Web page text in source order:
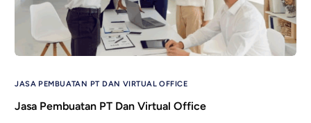
JASA PEMBUATAN PT DAN VIRTUAL OFFICE
Jasa Pembuatan PT Dan Virtual Office